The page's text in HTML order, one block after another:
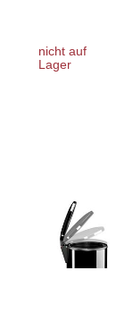
nicht auf
Lager